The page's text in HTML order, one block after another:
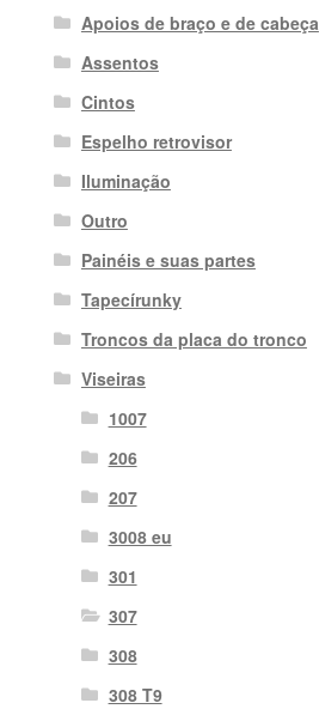
Apoios de braço e de cabeça
Assentos
Cintos
Espelho retrovisor
Iluminação
Outro
Painéis e suas partes
Tapecírunky
Troncos da placa do tronco
Viseiras
1007
206
207
3008 eu
301
307
308
308 T9